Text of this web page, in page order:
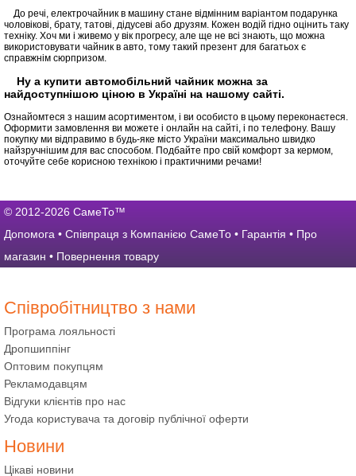
До речі, електрочайник в машину стане відмінним варіантом подарунка
чоловікові, брату, татові, дідусеві або друзям. Кожен водій гідно оцінить таку
техніку. Хоч ми і живемо у вік прогресу, але ще не всі знають, що можна
використовувати чайник в авто, тому такий презент для багатьох є
справжнім сюрпризом.
Ну а купити автомобільний чайник можна за
найдоступнішою ціною в Україні на нашому сайті.
Ознайомтеся з нашим асортиментом, і ви особисто в цьому переконаєтеся.
Оформити замовлення ви можете і онлайн на сайті, і по телефону. Вашу
покупку ми відправимо в будь-яке місто України максимально швидко
найзручнішим для вас способом. Подбайте про свій комфорт за кермом,
оточуйте себе корисною технікою і практичними речами!
© 2012-2026 СамеТо™
Допомога • Співпраця з Компанією СамеТо • Гарантія • Про
магазин • Повернення товару
Співробітництво з нами
Програма лояльності
Дропшиппінг
Оптовим покупцям
Рекламодавцям
Відгуки клієнтів про нас
Угода користувача та договір публічної оферти
Новини
Цікаві новини